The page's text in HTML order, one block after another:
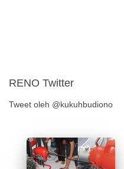
RENO Twitter
Tweet oleh @kukuhbudiono